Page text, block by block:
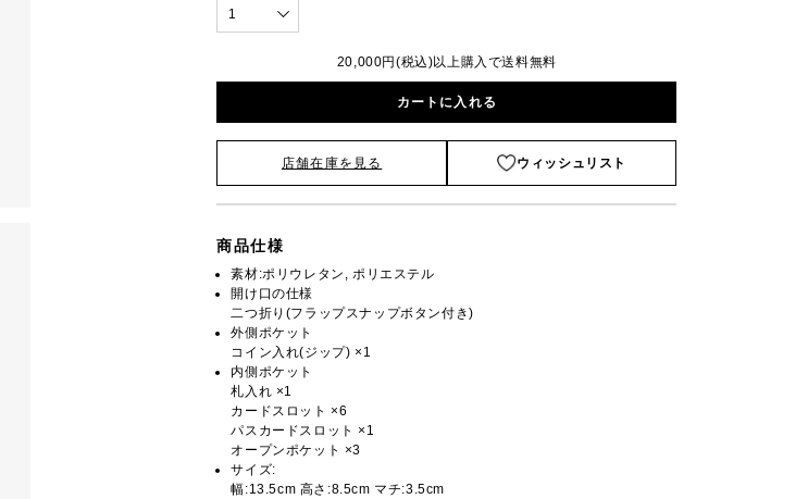
1
20,000円(税込)以上購入で送料無料
カートに入れる
店舗在庫を見る ウィッシュリスト
商品仕様
素材:ポリウレタン, ポリエステル
開け口の仕様
二つ折り(フラップスナップボタン付き)
外側ポケット
コイン入れ(ジップ) ×1
内側ポケット
札入れ ×1
カードスロット ×6
パスカードスロット ×1
オープンポケット ×3
サイズ:
幅:13.5cm 高さ:8.5cm マチ:3.5cm